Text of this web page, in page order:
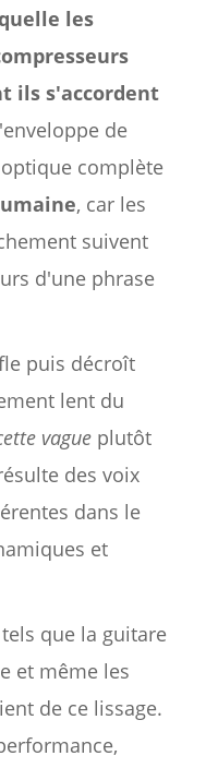
les
ils s'accordent
de
complète
, car les
suivent
d'une phrase
puis décroît
lent du
vagueplutôt
des voix
dans le
et
que la guitare
et même les
de ce lissage.